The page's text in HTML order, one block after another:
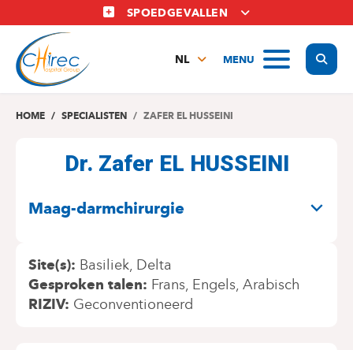
en
naar
inhoud
SPOEDGEVALLEN
MENU
NL
EN
HOME SPECIALISTEN ZAFER EL HUSSEINI
Dr. Zafer EL HUSSEINI
Maag-darmchirurgie
Site(s) Basiliek Delta
Gesproken talen Frans Engels Arabisch
RIZIV Geconventioneerd